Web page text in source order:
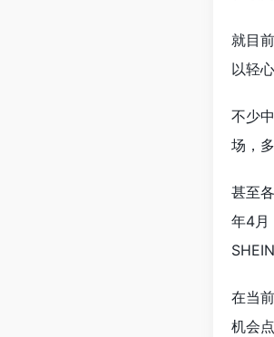
就目
以轻心
不少
场，
甚至
年4月
在当
机会